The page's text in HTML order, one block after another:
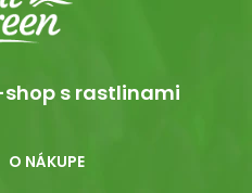
s rastlinami
O NÁKUPE